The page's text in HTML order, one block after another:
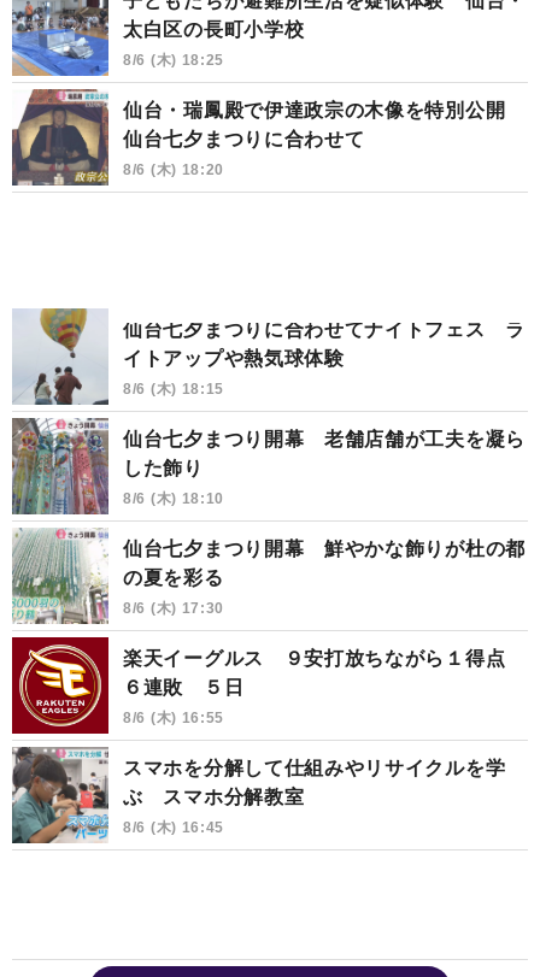
太白区の長町小学校
8/6 (木) 18:25
仙台・瑞鳳殿で伊達政宗の木像を特別公開
仙台七夕まつりに合わせて
8/6 (木) 18:20
仙台七夕まつりに合わせてナイトフェス ラ
イトアップや熱気球体験
8/6 (木) 18:15
仙台七夕まつり開幕 老舗店舗が工夫を凝ら
した飾り
8/6 (木) 18:10
仙台七夕まつり開幕 鮮やかな飾りが杜の都
の夏を彩る
8/6 (木) 17:30
楽天イーグルス ９安打放ちながら１得点
６連敗 ５日
8/6 (木) 16:55
スマホを分解して仕組みやリサイクルを学
ぶ スマホ分解教室
8/6 (木) 16:45